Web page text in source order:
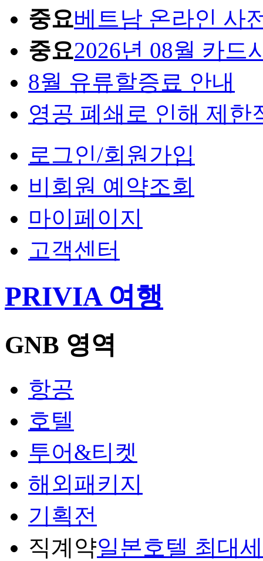
중요베트남 온라인 사
중요2026년 08월 카드
8월 유류할증료 안내
영공 폐쇄로 인해 제한
로그인/회원가입
비회원 예약조회
마이페이지
고객센터
PRIVIA 여행
GNB 영역
항공
호텔
투어&티켓
해외패키지
기획전
직계약일본호텔 최대